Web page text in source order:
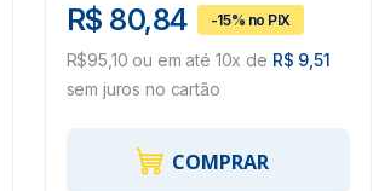
R$ 80,84
R$95,10 ou em até 10x de R$ 9,51
sem juros no cartão
COMPRAR